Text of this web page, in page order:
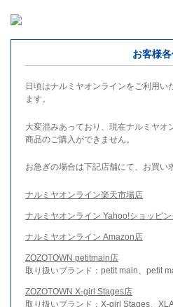
お客様
日頃はナルミヤオンラインをご利用い
ます。
大変混みあっており、現在ナルミヤオ
商品のご購入ができません。
お急ぎの場合は下記店舗にて、お買い
ナルミヤオンライン楽天市場店
ナルミヤオンライン Yahoo!ショッピ
ナルミヤオンライン Amazon店
ZOZOTOWN petitmain店
取り扱いブランド：petit main、petit
ZOZOTOWN X-girl Stages店
取り扱いブランド：X-girl Stages、